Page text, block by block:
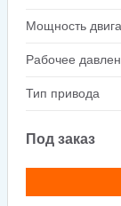
Мощность
Рабочее
Тип привода
Под заказ